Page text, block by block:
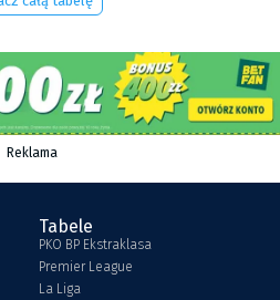
Reklama
Tabele
PKO BP Ekstraklasa
Premier League
La Liga